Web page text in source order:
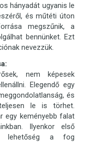
hányadát ugyanis le
és műtéti úton
megszűnik, a
bennünket. Ezt
nevezzük.
nem képesek
Elegendő egy
és
le is törhet.
egy keményebb falat
Ilyenkor első
lehetőség a fog